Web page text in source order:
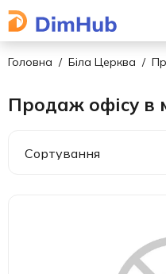
Головна Біла Церква
Продаж офісу в